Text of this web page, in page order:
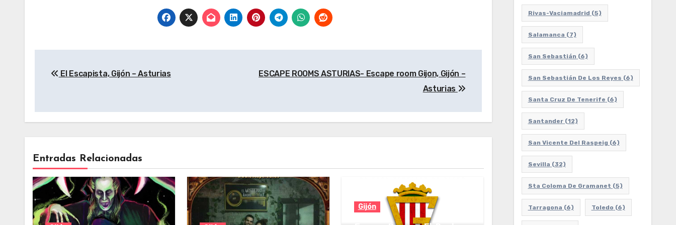
Delta) Escape
Rooms, Gijón –
de
El Escapista, Gijón – Asturias
ESCAPE ROOMS ASTURIAS- Escape room Gijon, Gijón –
Asturias
Entradas Relacionadas
Gijón
Rivas-Vaciamadrid (5)
Salamanca (7)
San Sebastián (6)
San Sebastián De Los Reyes (6)
Santa Cruz De Tenerife (6)
Santander(12)
San Vicente Del Raspeig (6)
Sevilla (32)
Sta Coloma De Gramanet (5)
Tarragona (6) Toledo (6)